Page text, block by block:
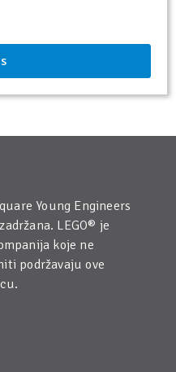
Young Engineers
LEGO® je
koje ne
podržavaju ove